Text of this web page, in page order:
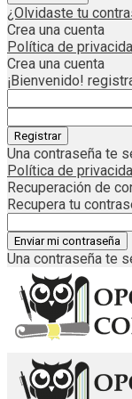
¿Olvidaste tu
Crea una cuenta
Política de
Crea una cuenta
¡Bienvenido!
Una contraseña te
Política de
Recuperación de
Recupera tu
Una contraseña te